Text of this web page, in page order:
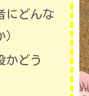
にどんな
かどう